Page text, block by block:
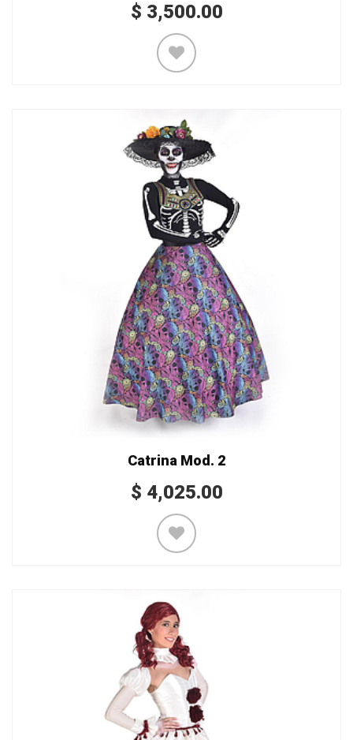
$ 3,500.00
Catrina Mod. 2
$ 4,025.00